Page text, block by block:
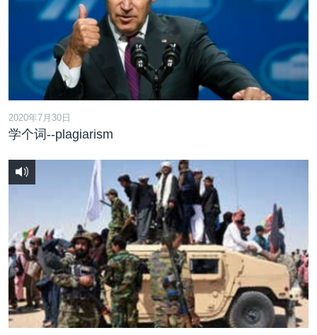
2020年7月30日
学个词--plagiarism